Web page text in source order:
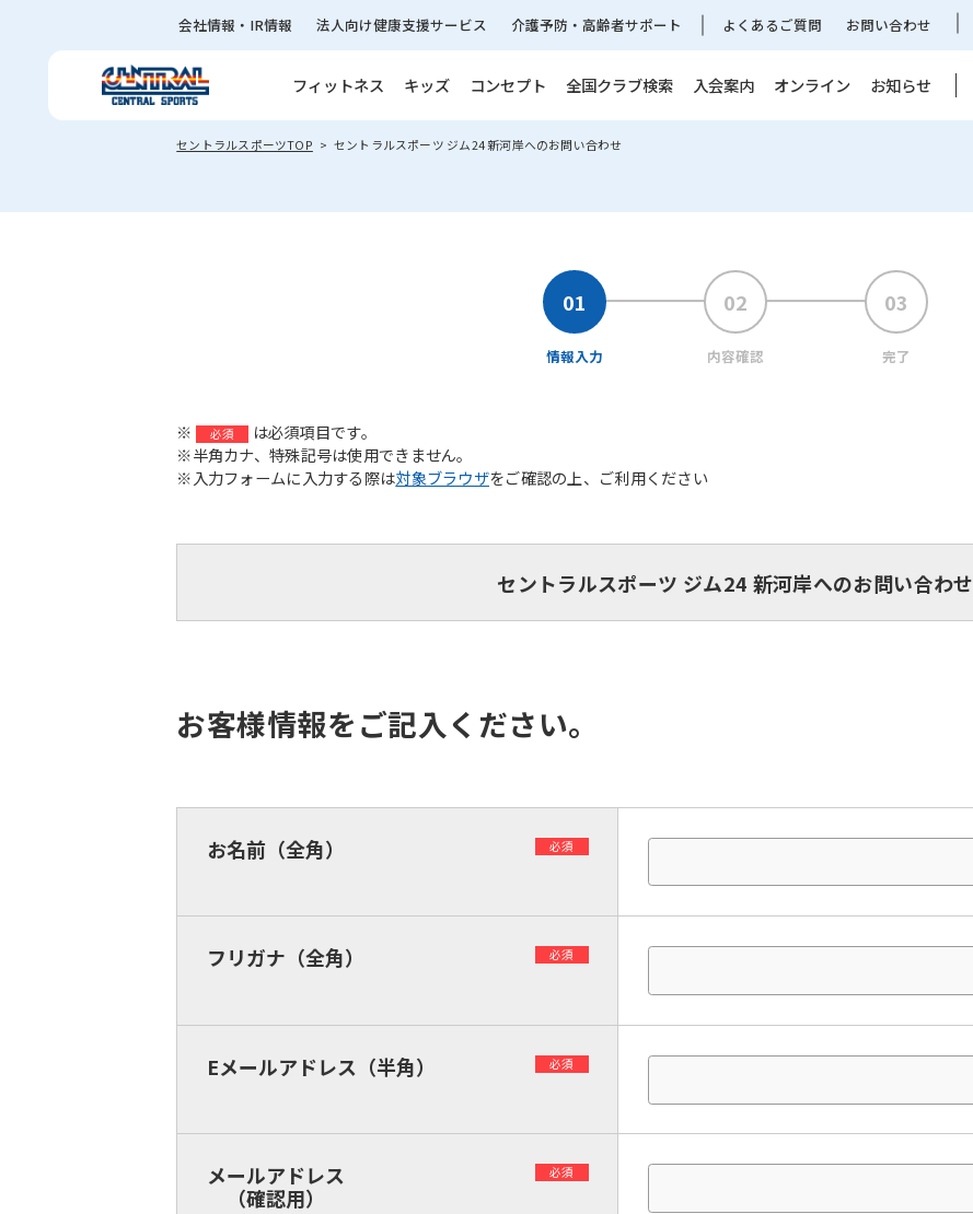
会社情報・IR情報 法人向け健康支援サービス 介護予防・高齢者サポート よくあるご質問 お問い合わせ
フィットネス キッズ コンセプト 全国クラブ検索 入会案内 オンライン お知らせ
セントラルスポーツTOP セントラルスポーツ ジム24 新河岸へのお問い合わせ
情報入力 内容確認 完了
※ 必須
は必須項目です。
※半角カナ、特殊記号は使用できません。
※入力フォームに入力する際は対象ブラウザをご確認の上、ご利用ください
セントラルスポーツ ジム24 新河岸へのお問い合わせ
お客様情報をご記入ください。
お名前（全角） 必須
フリガナ（全角） 必須
Eメールアドレス（半角） 必須
メールアドレス
（確認用）
必須